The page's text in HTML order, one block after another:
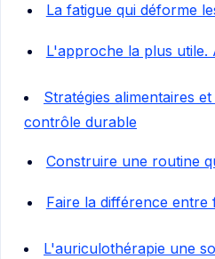
La fatigue qui déforme
L'approche la plus utile.
Stratégies alimentaires
contrôle durable
Construire une routine
Faire la différence entre
L'auriculothérapie une